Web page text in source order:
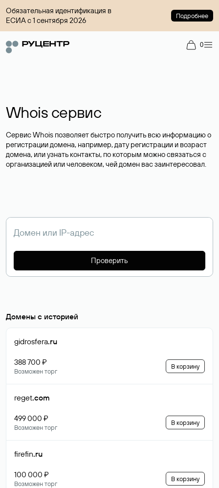
Обязательная идентификация в
ЕСИА с 1 сентября 2026
Подробнее
0
Whois сервис
Сервис Whois позволяет быстро получить всю информацию о
регистрации домена, например, дату регистрации и возраст
домена, или узнать контакты, по которым можно связаться с
организацией или человеком, чей домен вас заинтересовал.
Проверить
Домены с историей
gidrosfera.ru
388 700 ₽
Возможен торг
В корзину
reget.com
499 000 ₽
Возможен торг
В корзину
firefin.ru
100 000 ₽
Возможен торг
В корзину